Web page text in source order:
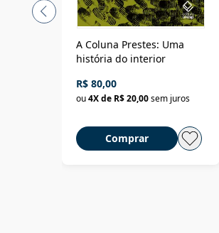
A Coluna Prestes: Uma
história do interior
R$ 80,00
ou4X de R$ 20,00sem juros
Comprar